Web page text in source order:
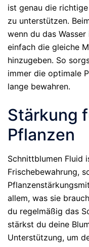
ist genau die
zu unterstützen.
wenn du das
einfach die gleiche
hinzugeben. So
immer die optimale
lange bewahren.
Stärkung
Pflanzen
Schnittblumen Fluid
Frischebewahrung,
allem, was sie
du regelmäßig das
stärkst du deine
Unterstützung, um